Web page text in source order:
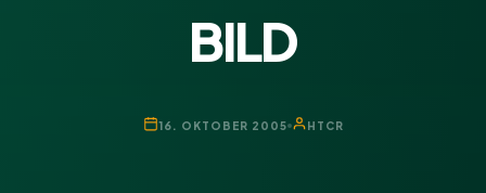
BILD
16. OKTOBER 2005 HTCR